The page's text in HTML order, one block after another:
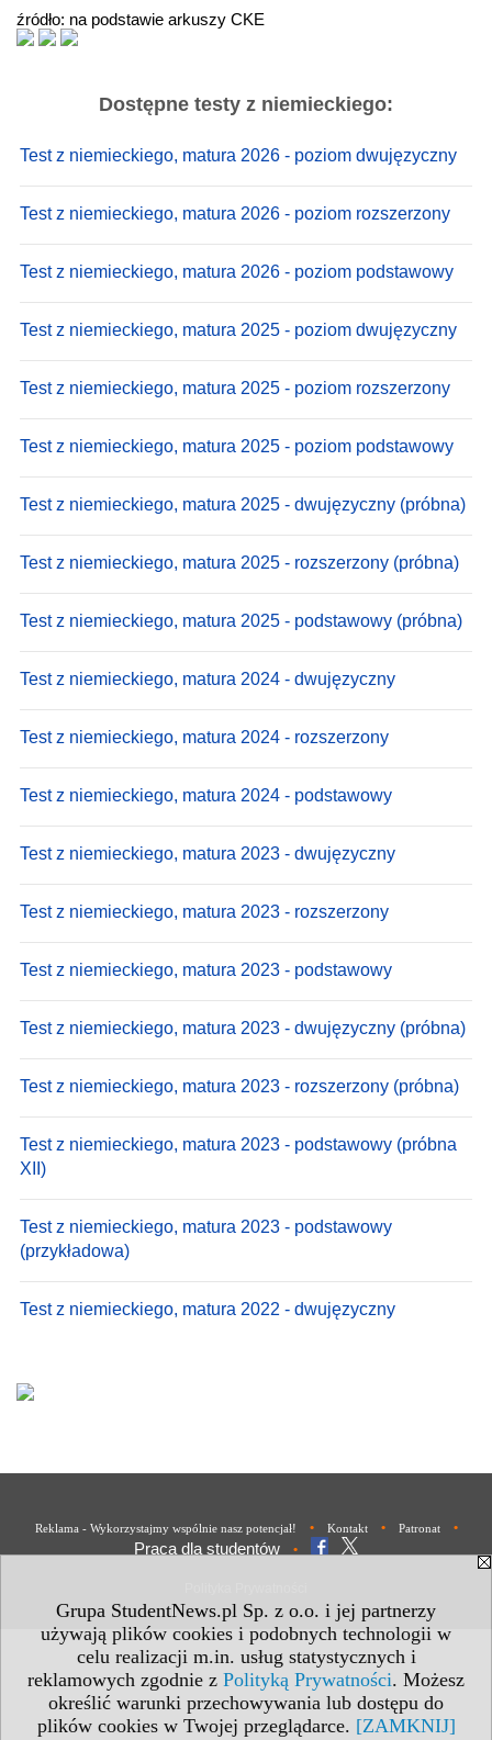
Grupa StudentNews.pl Sp. z o.o. i jej partnerzy
używają plików cookies i podobnych technologii w
celu realizacji m.in. usług statystycznych i
reklamowych zgodnie z Polityką Prywatności. Możesz
określić warunki przechowywania lub dostępu do
plików cookies w Twojej przeglądarce. [ZAMKNIJ]
źródło: na podstawie arkuszy CKE
Dostępne testy z niemieckiego:
Test z niemieckiego, matura 2026 - poziom dwujęzyczny
Test z niemieckiego, matura 2026 - poziom rozszerzony
Test z niemieckiego, matura 2026 - poziom podstawowy
Test z niemieckiego, matura 2025 - poziom dwujęzyczny
Test z niemieckiego, matura 2025 - poziom rozszerzony
Test z niemieckiego, matura 2025 - poziom podstawowy
Test z niemieckiego, matura 2025 - dwujęzyczny (próbna)
Test z niemieckiego, matura 2025 - rozszerzony (próbna)
Test z niemieckiego, matura 2025 - podstawowy (próbna)
Test z niemieckiego, matura 2024 - dwujęzyczny
Test z niemieckiego, matura 2024 - rozszerzony
Test z niemieckiego, matura 2024 - podstawowy
Test z niemieckiego, matura 2023 - dwujęzyczny
Test z niemieckiego, matura 2023 - rozszerzony
Test z niemieckiego, matura 2023 - podstawowy
Test z niemieckiego, matura 2023 - dwujęzyczny (próbna)
Test z niemieckiego, matura 2023 - rozszerzony (próbna)
Test z niemieckiego, matura 2023 - podstawowy (próbna
XII)
Test z niemieckiego, matura 2023 - podstawowy
(przykładowa)
Test z niemieckiego, matura 2022 - dwujęzyczny
Reklama - Wykorzystajmy wspólnie nasz potencjał! • Kontakt • Patronat •
Praca dla studentów •